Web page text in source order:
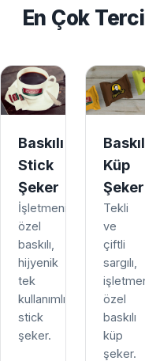
En Çok
Baskılı
Stick
Şeker
İşletmenize
özel
baskılı,
hijyenik
tek
kullanımlık
stick
şeker.
Küp
Şeker
Tekli
ve
çiftli
sargılı,
özel
baskılı
küp
şeker.